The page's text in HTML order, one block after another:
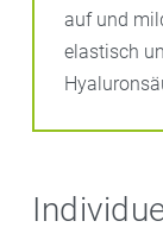
auf und
elastisch